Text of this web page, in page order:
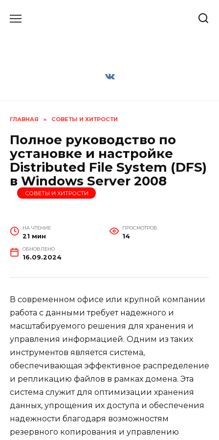
ГЛАВНАЯ » СОВЕТЫ И ХИТРОСТИ
Полное руководство по
установке и настройке
Distributed File System (DFS)
в Windows Server 2008
СОВЕТЫ И ХИТРОСТИ
НА ЧТЕНИЕ
21 мин
ПРОСМОТРОВ
14
ОБНОВЛЕНО
16.09.2024
В современном офисе или крупной компании
работа с данными требует надежного и
масштабируемого решения для хранения и
управления информацией. Одним из таких
инструментов является система,
обеспечивающая эффективное распределение
и репликацию файлов в рамках домена. Эта
система служит для оптимизации хранения
данных, упрощения их доступа и обеспечения
надежности благодаря возможностям
резервного копирования и управлению